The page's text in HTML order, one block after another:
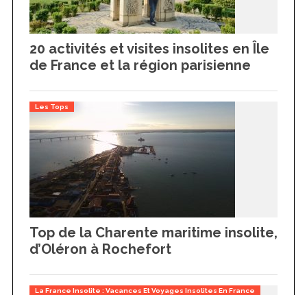
20 activités et visites insolites en Île
de France et la région parisienne
Les Tops
Top de la Charente maritime insolite,
d’Oléron à Rochefort
La France Insolite : Vacances Et Voyages Insolites En France